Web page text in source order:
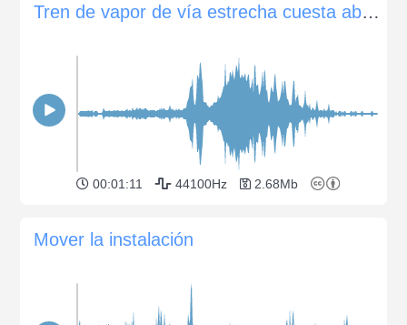
Tren de vapor de vía estrecha cuesta abajo
00:01:11 44100Hz 2.68Mb
Mover la instalación